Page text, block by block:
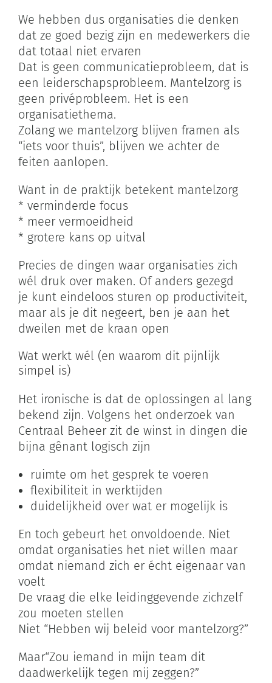
We hebben dus organisaties die denken
dat ze goed bezig zijn en medewerkers die
dat totaal niet ervaren
Dat is geen communicatieprobleem, dat is
een leiderschapsprobleem. Mantelzorg is
geen privéprobleem. Het is een
organisatiethema.
Zolang we mantelzorg blijven framen als
“iets voor thuis”, blijven we achter de
feiten aanlopen.
Want in de praktijk betekent mantelzorg
* verminderde focus
* meer vermoeidheid
* grotere kans op uitval
Precies de dingen waar organisaties zich
wél druk over maken. Of anders gezegd
je kunt eindeloos sturen op productiviteit,
maar als je dit negeert, ben je aan het
dweilen met de kraan open
Wat werkt wél (en waarom dit pijnlijk
simpel is)
Het ironische is dat de oplossingen al lang
bekend zijn. Volgens het onderzoek van
Centraal Beheer zit de winst in dingen die
bijna gênant logisch zijn
ruimte om het gesprek te voeren
flexibiliteit in werktijden
duidelijkheid over wat er mogelijk is
En toch gebeurt het onvoldoende. Niet
omdat organisaties het niet willen maar
omdat niemand zich er écht eigenaar van
voelt
De vraag die elke leidinggevende zichzelf
zou moeten stellen
Niet “Hebben wij beleid voor mantelzorg?”
Maar“Zou iemand in mijn team dit
daadwerkelijk tegen mij zeggen?”